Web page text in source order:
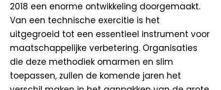
2018 een enorme ontwikkeling doorgemaakt.
Van een technische exercitie is het
uitgegroeid tot een essentieel instrument voor
maatschappelijke verbetering. Organisaties
die deze methodiek omarmen en slim
toepassen, zullen de komende jaren het